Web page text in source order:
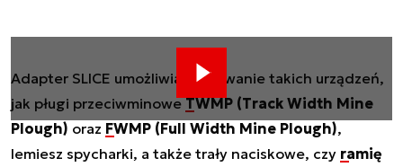
Adapter SLICE umożliwia stosowanie takich urządzeń,
jak pługi przeciwminoweTWMP (Track Width Mine
Plough) oraz FWMP (Full Width Mine Plough),
lemiesz spycharki, a także trały naciskowe, czy ramię